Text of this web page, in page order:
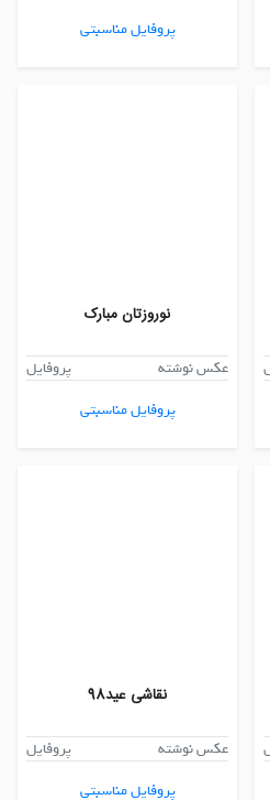
پروفایل مناسبتی
نوروزتان مبارک
عکس نوشته
پروفایل
پروفایل مناسبتی
نقاشی عید98
عکس نوشته
پروفایل
پروفایل مناسبتی